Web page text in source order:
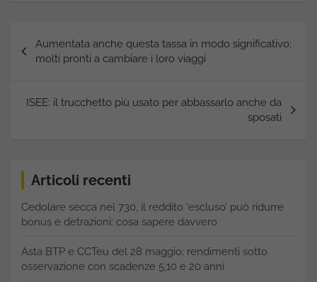
articoli
Aumentata anche questa tassa in modo significativo:
molti pronti a cambiare i loro viaggi
ISEE: il trucchetto più usato per abbassarlo anche da
sposati
Articoli recenti
Cedolare secca nel 730, il reddito ‘escluso’ può ridurre
bonus e detrazioni: cosa sapere davvero
Asta BTP e CCTeu del 28 maggio: rendimenti sotto
osservazione con scadenze 5,10 e 20 anni